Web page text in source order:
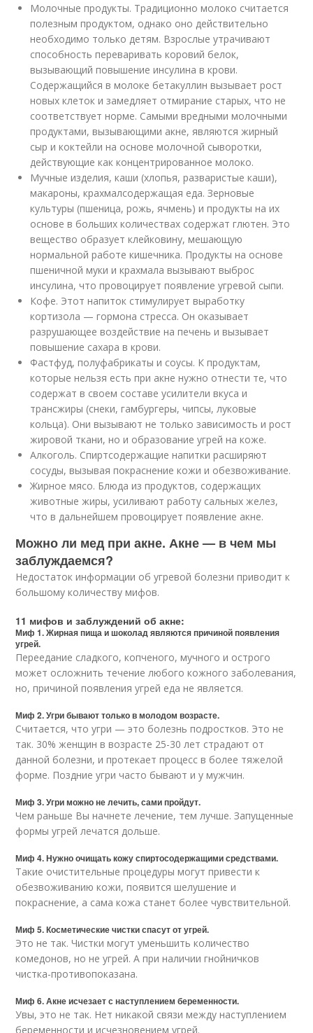
Молочные продукты. Традиционно молоко считается
полезным продуктом, однако оно действительно
необходимо только детям. Взрослые утрачивают
способность переваривать коровий белок,
вызывающий повышение инсулина в крови.
Содержащийся в молоке бетакуллин вызывает рост
новых клеток и замедляет отмирание старых, что не
соответствует норме. Самыми вредными молочными
продуктами, вызывающими акне, являются жирный
сыр и коктейли на основе молочной сыворотки,
действующие как концентрированное молоко.
Мучные изделия, каши (хлопья, разваристые каши),
макароны, крахмалсодержащая еда. Зерновые
культуры (пшеница, рожь, ячмень) и продукты на их
основе в больших количествах содержат глютен. Это
вещество образует клейковину, мешающую
нормальной работе кишечника. Продукты на основе
пшеничной муки и крахмала вызывают выброс
инсулина, что провоцирует появление угревой сыпи.
Кофе. Этот напиток стимулирует выработку
кортизола — гормона стресса. Он оказывает
разрушающее воздействие на печень и вызывает
повышение сахара в крови.
Фастфуд, полуфабрикаты и соусы. К продуктам,
которые нельзя есть при акне нужно отнести те, что
содержат в своем составе усилители вкуса и
трансжиры (снеки, гамбургеры, чипсы, луковые
кольца). Они вызывают не только зависимость и рост
жировой ткани, но и образование угрей на коже.
Алкоголь. Спиртсодержащие напитки расширяют
сосуды, вызывая покраснение кожи и обезвоживание.
Жирное мясо. Блюда из продуктов, содержащих
животные жиры, усиливают работу сальных желез,
что в дальнейшем провоцирует появление акне.
Можно ли мед при акне. Акне — в чем мы
заблуждаемся?
Недостаток информации об угревой болезни приводит к
большому количеству мифов.
11 мифов и заблуждений об акне:
Миф 1. Жирная пища и шоколад являются причиной появления
угрей.
Переедание сладкого, копченого, мучного и острого
может осложнить течение любого кожного заболевания,
но, причиной появления угрей еда не является.
Миф 2. Угри бывают только в молодом возрасте.
Считается, что угри — это болезнь подростков. Это не
так. 30% женщин в возрасте 25-30 лет страдают от
данной болезни, и протекает процесс в более тяжелой
форме. Поздние угри часто бывают и у мужчин.
Миф 3. Угри можно не лечить, сами пройдут.
Чем раньше Вы начнете лечение, тем лучше. Запущенные
формы угрей лечатся дольше.
Миф 4. Нужно очищать кожу спиртосодержащими средствами.
Такие очистительные процедуры могут привести к
обезвоживанию кожи, появится шелушение и
покраснение, а сама кожа станет более чувствительной.
Миф 5. Косметические чистки спасут от угрей.
Это не так. Чистки могут уменьшить количество
комедонов, но не угрей. А при наличии гнойничков
чистка-противопоказана.
Миф 6. Акне исчезает с наступлением беременности.
Увы, это не так. Нет никакой связи между наступлением
беременности и исчезновением угрей.